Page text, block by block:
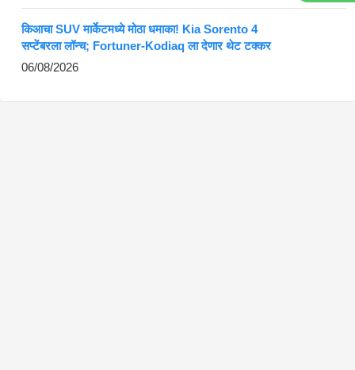
किआचा SUV मार्केटमध्ये मोठा धमाका! Kia Sorento 4
सप्टेंबरला लॉन्च; Fortuner-Kodiaq ला देणार थेट टक्कर
06/08/2026